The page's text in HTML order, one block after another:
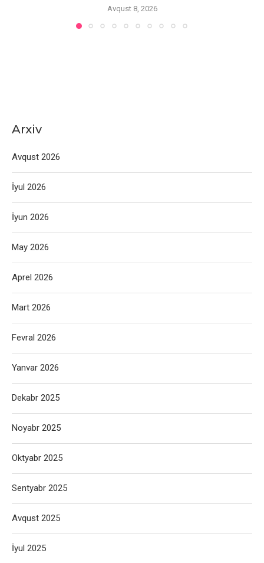
Avqust 8, 2026
Arxiv
Avqust 2026
İyul 2026
İyun 2026
May 2026
Aprel 2026
Mart 2026
Fevral 2026
Yanvar 2026
Dekabr 2025
Noyabr 2025
Oktyabr 2025
Sentyabr 2025
Avqust 2025
İyul 2025